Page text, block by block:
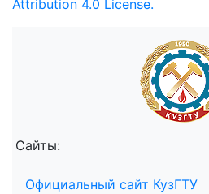
Attribution 4.0 License.
Сайты:
Официальный сайт КузГТУ